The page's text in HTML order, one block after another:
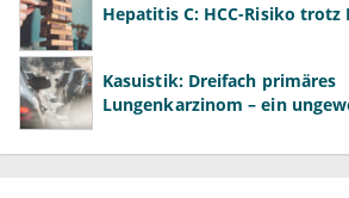
Hepatitis C: HCC-Risiko trotz
Kasuistik: Dreifach primäres
Lungenkarzinom – ein